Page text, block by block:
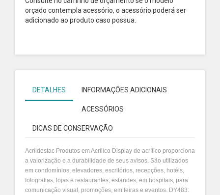
orçado contempla acessório, o acessório poderá ser
adicionado ao produto caso possua.
DETALHES INFORMAÇÕES ADICIONAIS
ACESSÓRIOS
DICAS DE CONSERVAÇÃO
Acrildestac Produtos em Acrílico Display de acrílico proporciona
a valorização e a durabilidade de seus avisos. São utilizados
em condomínios, elevadores, escritórios, recepções, hotéis,
fotografias, lojas e restaurantes, estandes, em hospitais, para
comunicação visual, promoções, em feiras e eventos. DY483: